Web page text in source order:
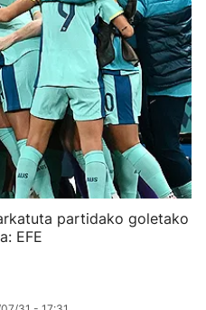
partidako goletako
EFE